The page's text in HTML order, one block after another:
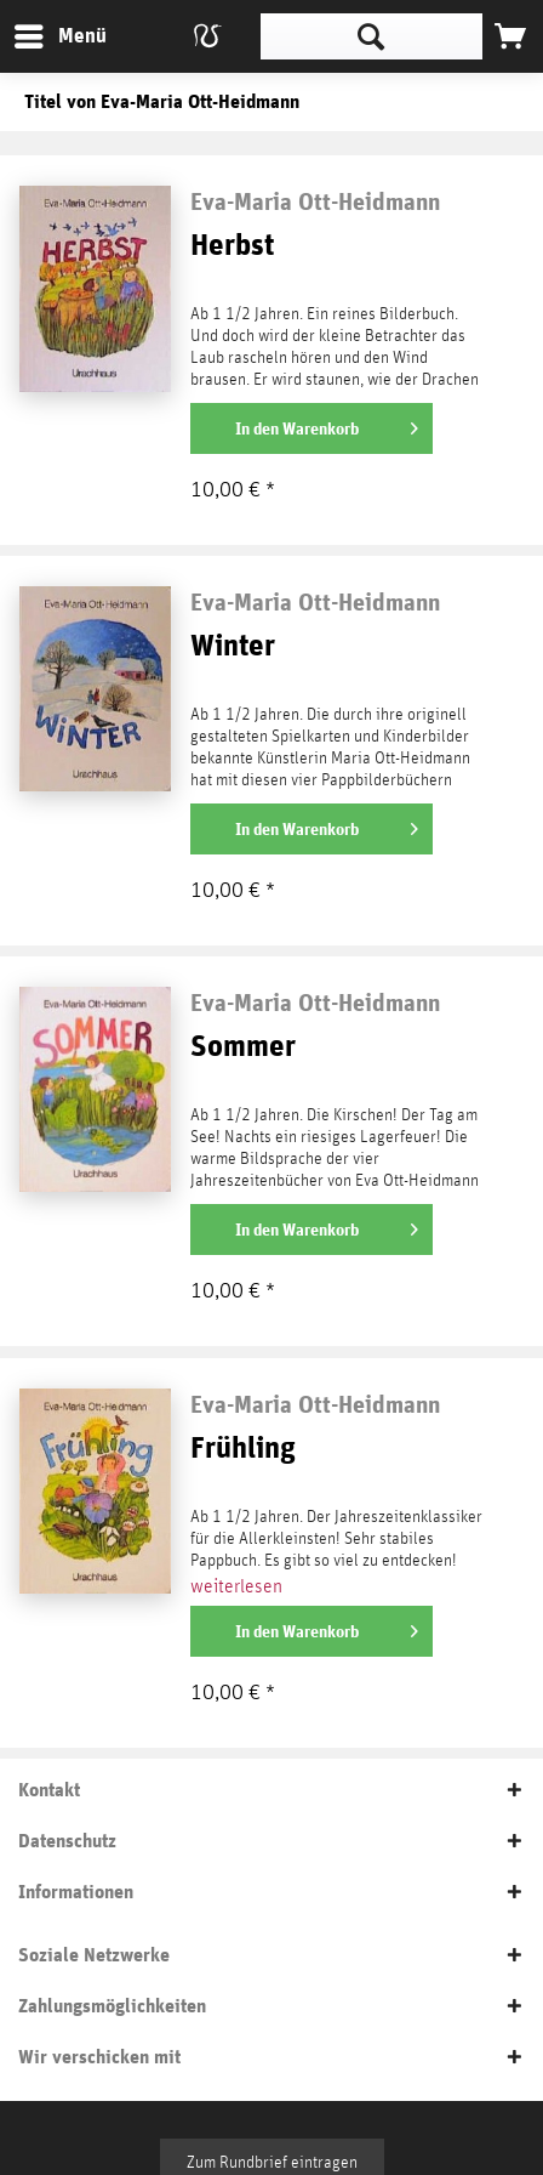
Menü
Titel von Eva-Maria Ott-Heidmann
Eva-Maria Ott-Heidmann
Herbst
Ab 1 1/2 Jahren. Ein reines Bilderbuch.
Und doch wird der kleine Betrachter das
Laub rascheln hören und den Wind
brausen. Er wird staunen, wie der Drachen
steigt und wie warm...
weiterlesen
In denWarenkorb
10,00 € *
Eva-Maria Ott-Heidmann
Winter
Ab 1 1/2 Jahren. Die durch ihre originell
gestalteten Spielkarten und Kinderbilder
bekannte Künstlerin Maria Ott-Heidmann
hat mit diesen vier Pappbilderbüchern
ohne Text gleich...
weiterlesen
In denWarenkorb
10,00 € *
Eva-Maria Ott-Heidmann
Sommer
Ab 1 1/2 Jahren. Die Kirschen! Der Tag am
See! Nachts ein riesiges Lagerfeuer! Die
warme Bildsprache der vier
Jahreszeitenbücher von Eva Ott-Heidmann
ist einzigartig.
weiterlesen
In denWarenkorb
10,00 € *
Eva-Maria Ott-Heidmann
Frühling
Ab 1 1/2 Jahren. Der Jahreszeitenklassiker
für die Allerkleinsten! Sehr stabiles
Pappbuch. Es gibt so viel zu entdecken!
weiterlesen
In denWarenkorb
10,00 € *
Kontakt
Datenschutz
Informationen
Soziale Netzwerke
Zahlungsmöglichkeiten
Wir verschicken mit
Zum Rundbrief eintragen